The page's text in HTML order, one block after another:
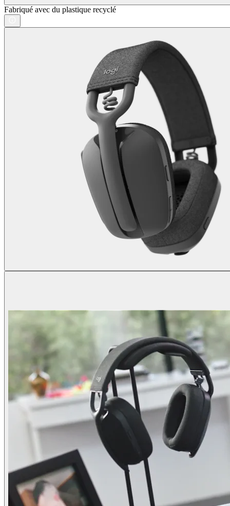
Fabriqué avec du plastique recyclé